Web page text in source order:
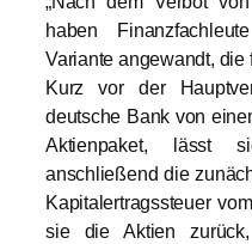
haben
Variante angewandt,
Kurz vor der
deutsche Bank von
Aktienpaket, lässt
anschließend die
Kapitalertragssteuer
sie die Aktien